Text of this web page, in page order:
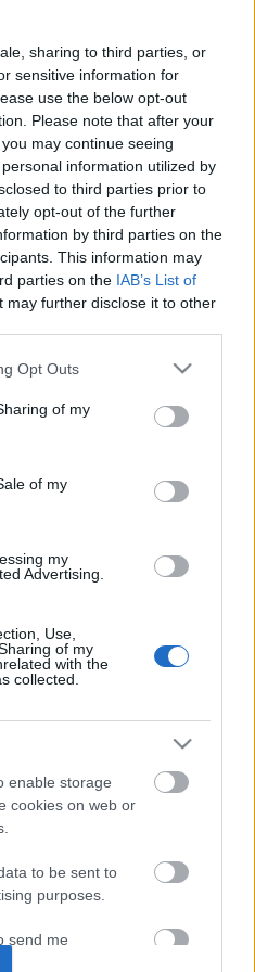
sharing to third parties, or
sensitive information for
use the below opt-out
Please note that after your
may continue seeing
information utilized by
to third parties prior to
opt-out of the further
by third parties on the
This information may
parties on the IAB’s List of
may further disclose it to other
uses one or more Google
behaviour. You may click to
and its third-party tags to
purposes in below Google
Opt Outs
of my
of my
my
Advertising.
Use,
of my
with the
collected.
enable storage
cookies on web or
to be sent to
purposes.
send me
6
4
7 7
65
-
-
διαρκειας
Πόντοι
SUN
των υπηρεσιών του gazzetta.gr
του, σε οποιοδήποτε μέσο,
άδεια του εκδότη.
ΠΕΡΙΣΣΟΤΕΡΑ
Πρωτοσέλιδα
gMotion